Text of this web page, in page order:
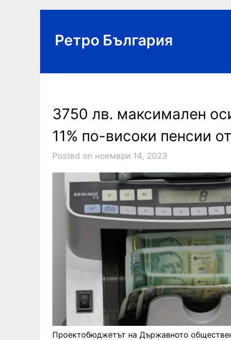
Ретро България
3750 лв. максимален
11% по-високи пенсии
Posted on ноември 14, 2023
Проектобюджетът на Държавното